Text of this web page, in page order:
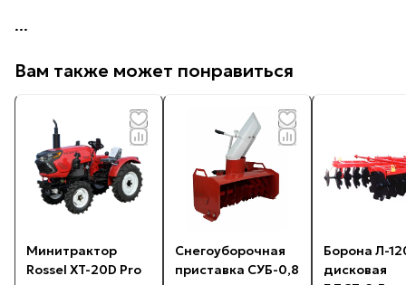
...
Вам также может понравиться
Минитрактор
Rossel XT-20D Pro
Снегоуборочная
приставка СУБ-0,8
Борона Л-
дисковая